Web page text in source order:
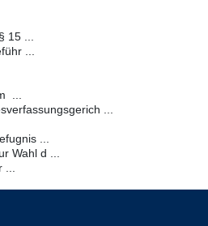
15 ...
...
...
...
...
Wahl d ...